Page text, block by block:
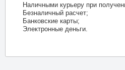
Наличными курьеру при
Безналичный расчет;
Банковские карты;
Электронные деньги.